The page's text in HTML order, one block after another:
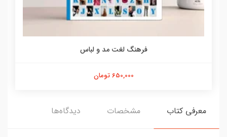
فرهنگ لغت مد و لباس
650,000 تومان
معرفی کتاب مشخصات دیدگاه‌ها